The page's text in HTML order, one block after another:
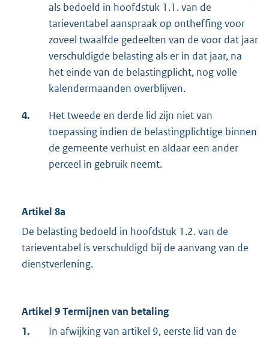
als bedoeld in hoofdstuk 1.1. van de
tarieventabel aanspraak op ontheffing voor
zoveel twaalfde gedeelten van de voor dat jaar
verschuldigde belasting als er in dat jaar, na
het einde van de belastingplicht, nog volle
kalendermaanden overblijven.
4.
Het tweede en derde lid zijn niet van
toepassing indien de belastingplichtige binnen
de gemeente verhuist en aldaar een ander
perceel in gebruik neemt.
Artikel 8a
De belasting bedoeld in hoofdstuk 1.2. van de
tarieventabel is verschuldigd bij de aanvang van de
dienstverlening.
Artikel 9 Termijnen van betaling
1.
In afwijking van artikel 9, eerste lid van de